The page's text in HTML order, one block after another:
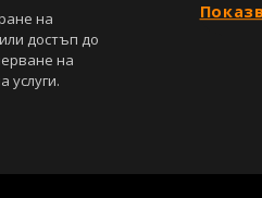
на
достъп до
на
услуги.